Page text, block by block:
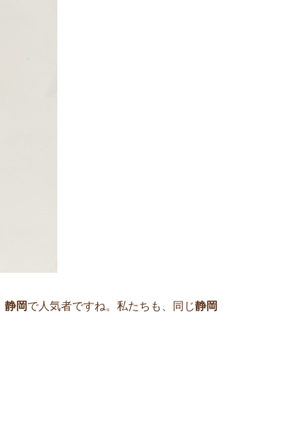
静岡で人気者ですね。私たちも、同じ静岡